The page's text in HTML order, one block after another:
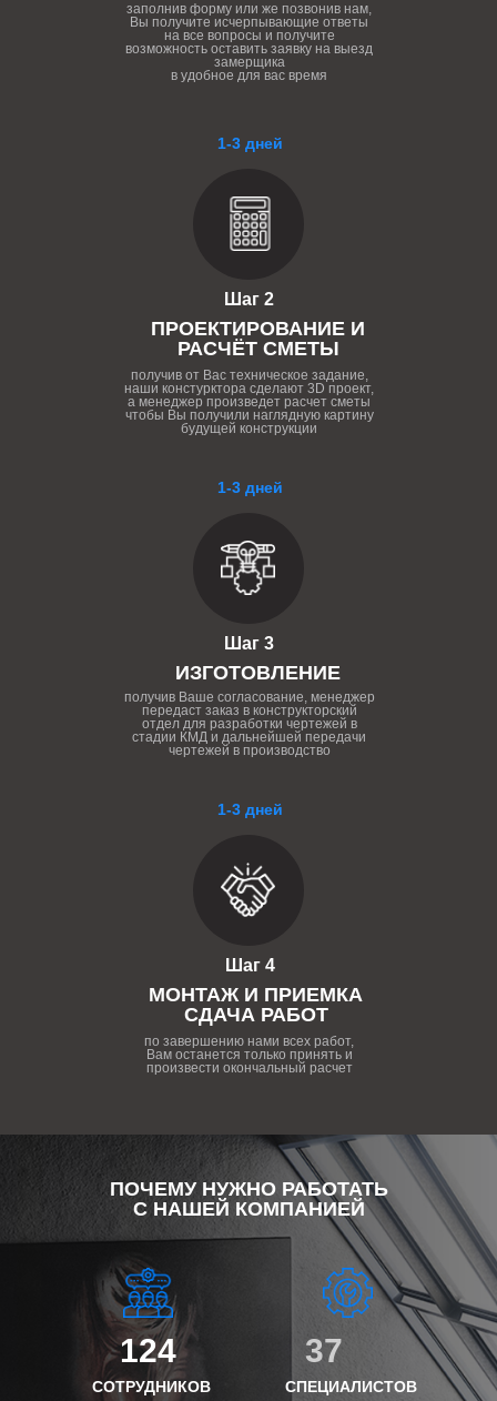
1-3 дней
Шаг 4
МОНТАЖ И ПРИЕМКА
СДАЧА РАБОТ
по завершению нами всех работ,
Вам останется только принять и
произвести окончальный расчет
1-3 дней
Шаг 3
ИЗГОТОВЛЕНИЕ
получив Ваше согласование, менеджер
передаст заказ в конструкторский
отдел для разработки чертежей в
стадии КМД и дальнейшей передачи
чертежей в производство
1-3 дней
Шаг 2
ПРОЕКТИРОВАНИЕ И
РАСЧЁТ СМЕТЫ
получив от Вас техническое задание,
наши констурктора сделают 3D проект,
а менеджер произведет расчет сметы
чтобы Вы получили наглядную картину
будущей конструкции
заполнив форму или же позвонив нам,
Вы получите исчерпывающие ответы
на все вопросы и получите
возможность оставить заявку на выезд
замерщика
в удобное для вас время
ПОЧЕМУ НУЖНО РАБОТАТЬ
С НАШЕЙ КОМПАНИЕЙ
124
СОТРУДНИКОВ
37
СПЕЦИАЛИСТОВ